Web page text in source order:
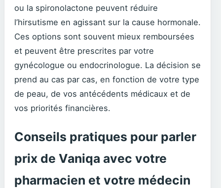
ou la spironolactone peuvent réduire
l’hirsutisme en agissant sur la cause hormonale.
Ces options sont souvent mieux remboursées
et peuvent être prescrites par votre
gynécologue ou endocrinologue. La décision se
prend au cas par cas, en fonction de votre type
de peau, de vos antécédents médicaux et de
vos priorités financières.
Conseils pratiques pour parler
prix de Vaniqa avec votre
pharmacien et votre médecin